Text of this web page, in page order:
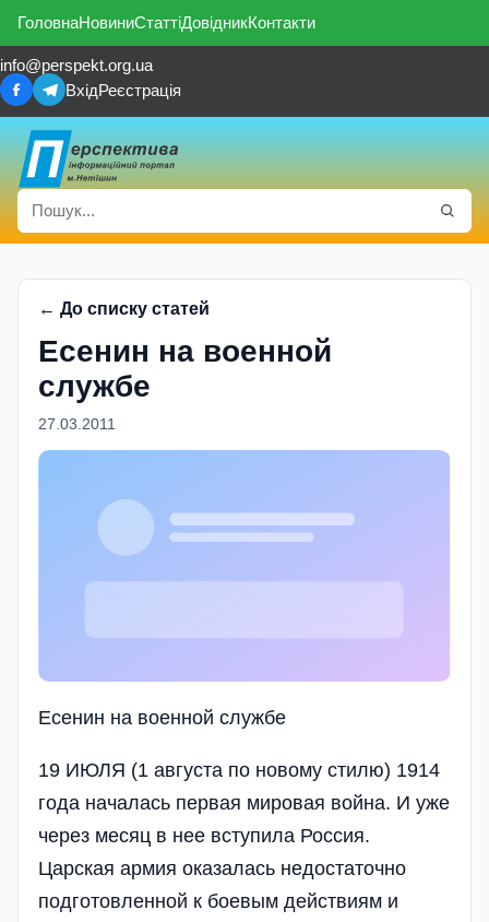
ГоловнаНовиниСтаттіДовідникКонтакти
info@perspekt.org.ua
ВхідРеєстрація
← До списку статей
Есенин на военной
службе
27.03.2011
Есенин на военной службе
19 ИЮЛЯ (1 августа по новому стилю) 1914
года началась первая мировая война. И уже
через месяц в нее вступила Россия.
Царская армия оказалась недостаточно
подготовленной к боевым действиям и